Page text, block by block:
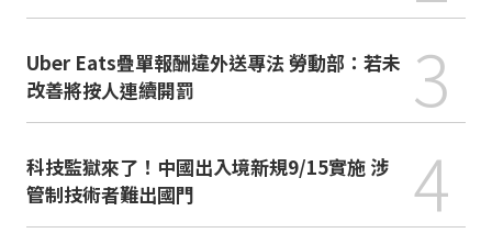
Uber Eats疊單報酬違外送專法 勞動部：若未
改善將按人連續開罰
3
科技監獄來了！中國出入境新規9/15實施 涉
管制技術者難出國門
4